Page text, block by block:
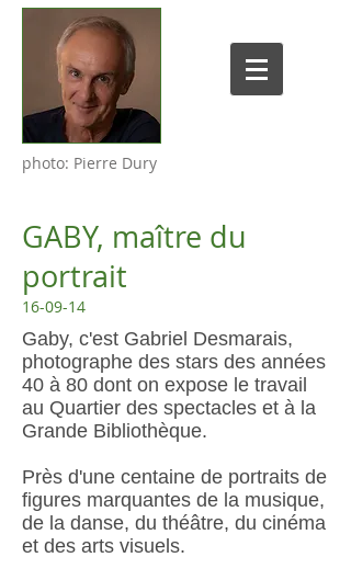
photo: Pierre Dury
GABY, maître du
portrait
16-09-14
Gaby, c'est Gabriel Desmarais,
photographe des stars des années
40 à 80 dont on expose le travail
au Quartier des spectacles et à la
Grande Bibliothèque.
Près d'une centaine de portraits de
figures marquantes de la musique,
de la danse, du théâtre, du cinéma
et des arts visuels.